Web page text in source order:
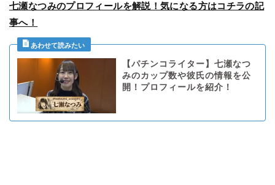
七瀬なつみのプロフィールを解説！気になる方はコチラの記
事へ！
【パチンコライター】七瀬なつ
みのカップ数や彼氏の情報を公
開！プロフィールを紹介！